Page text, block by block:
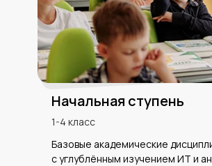
Начальная ступень
Базовые академические
с углублённым изучением ИТ и
1-4 класс